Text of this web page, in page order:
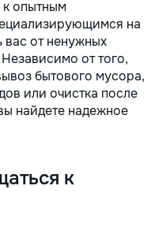
к опытным
на
вас от ненужных
от того,
бытового мусора,
или очистка после
найдете надежное
к